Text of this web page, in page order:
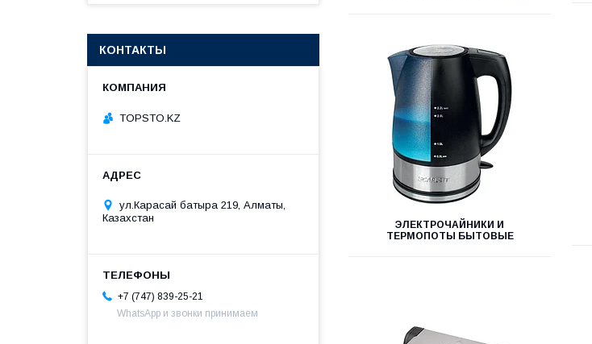
ЭЛЕКТРОЧАЙНИКИ И
ТЕРМОПОТЫ БЫТОВЫЕ
КОНТАКТЫ
TOPSTO.KZ
ул.Карасай батыра 219, Алматы,
Казахстан
+7 (747) 839-25-21
WhatsApp и звонки принимаем